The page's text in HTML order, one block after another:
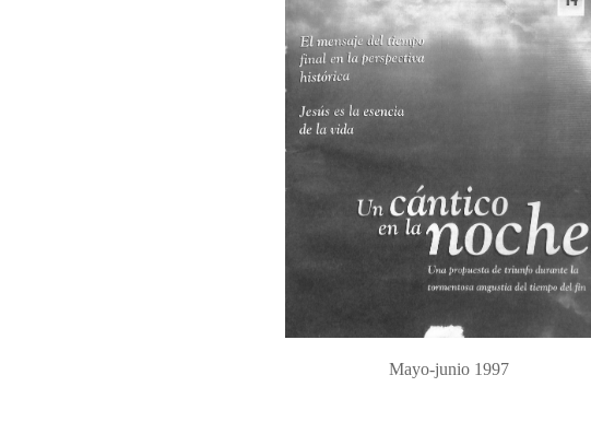
Mayo-junio 1997